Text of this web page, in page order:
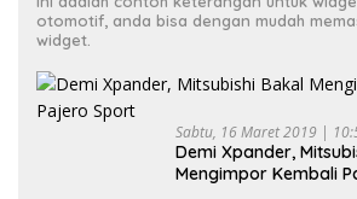
otomotif, anda bisa dengan mudah
widget.
Sabtu, 16 Maret 2019 |
Demi Xpander,
Mengimpor Kembali